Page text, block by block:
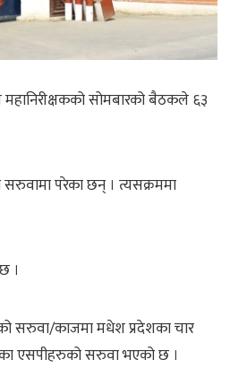
महानिरीक्षकको सोमबारको बैठकले ६३
परेका छन् । त्यसक्रममा
।
को सरुवा/काजमा मधेश प्रदेशका चार
एसपीहरुको सरुवा भएको छ ।